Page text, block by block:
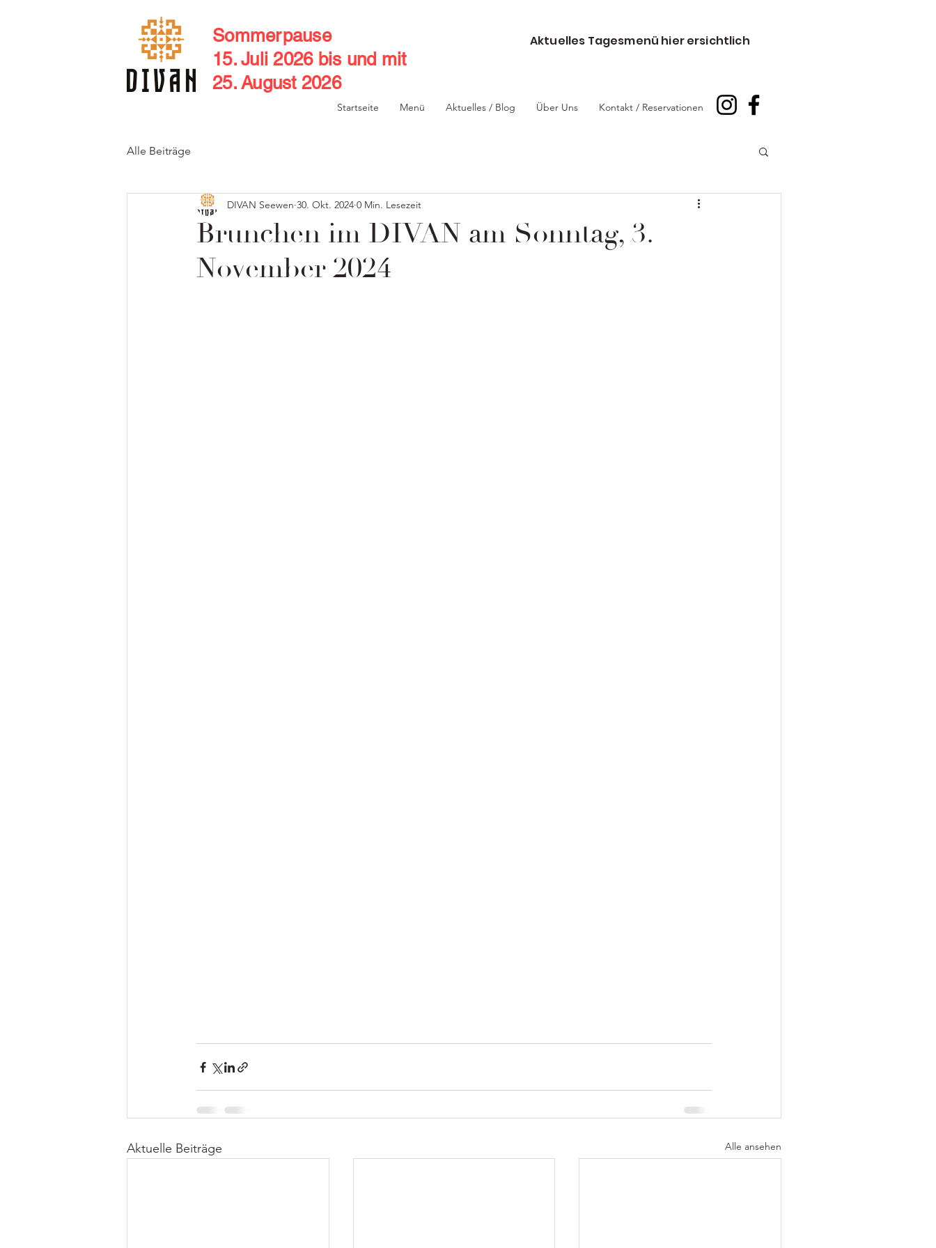
Sommerpause
15. Juli 2026 bis und mit
25. August 2026
Aktuelles Tagesmenü hier ersichtlich
Startseite Menü Aktuelles / Blog Über Uns Kontakt / Reservationen
Alle Beiträge
Brunchen im DIVAN am Sonntag, 3.
November 2024
DIVAN Seewen 30. Okt. 2024 0 Min. Lesezeit
Aktuelle Beiträge Alle ansehen